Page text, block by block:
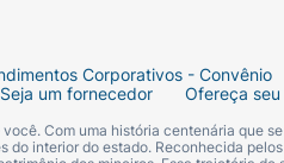
Corporativos - Convênio
Seja um fornecedor Ofereça
Com uma história centenária que
interior do estado. Reconhecida